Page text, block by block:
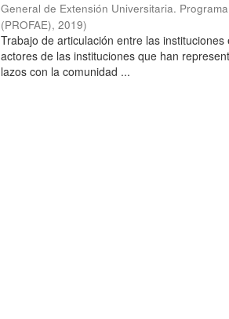
General de Extensión Universitaria.
(PROFAE),2019)
Trabajo de articulación entre las
actores de las instituciones que han
lazos con la comunidad ...